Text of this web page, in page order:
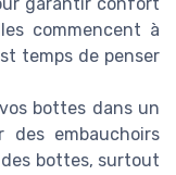
commencent à
temps de penser
bottes dans un
embauchoirs
bottes, surtout